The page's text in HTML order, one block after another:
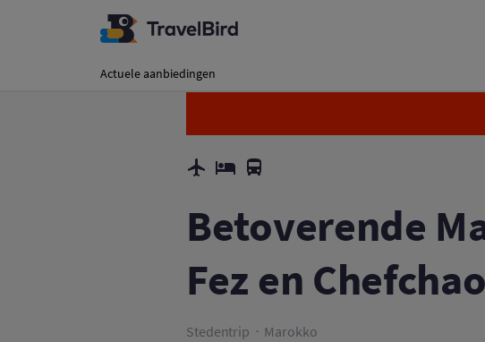
Actuele aanbiedingen
Betoverende
Fez en
Stedentrip Marokko